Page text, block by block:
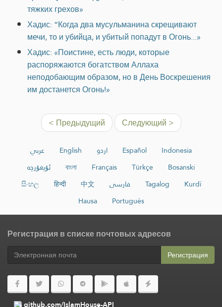
тяжких грехов»
Хадис: “Когда два мусульманина скрещивают
мечи, то и убийца, и убитый попадут в Огонь...»
Хадис: «Поистине, есть люди, которые
распоряжаются богатством Аллаха
неподобающим образом, но в День Воскрешения
им достанется Огонь!»
< Предыдущий Следующий >
عربي English اردو Español
Indonesia
ئۇيغۇرچە
বাংলা Français Türkçe
Bosanski
සිංහල
हिन्दी 中文 فارسی Tagalog
Kurdî
Hausa
Português
Регистрация в списке почтовых адресов
Регистрация
github.com/IslamHouse-API